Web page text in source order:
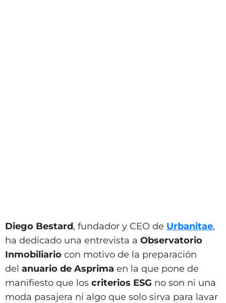
Diego Bestard, fundador y CEO de Urbanitae,
ha dedicado una entrevista a Observatorio
Inmobiliario con motivo de la preparación
del anuario de Asprima en la que pone de
manifiesto que los criterios ESG no son ni una
moda pasajera ni algo que solo sirva para lavar